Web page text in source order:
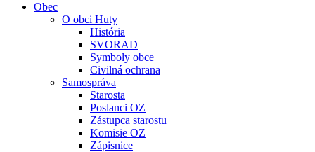
Obec
O obci Huty
História
SVORAD
Symboly obce
Civilná ochrana
Samospráva
Starosta
Poslanci OZ
Zástupca starostu
Komisie OZ
Zápisnice